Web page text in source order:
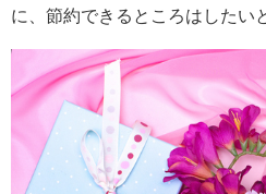
に、節約できるところはしたい